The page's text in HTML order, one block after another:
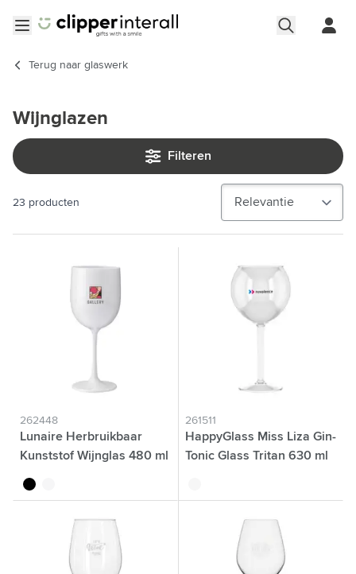
Terug naar glaswerk
Wijnglazen
Filteren
23 producten
262448
Lunaire Herbruikbaar
Kunststof Wijnglas 480 ml
noir
261511
HappyGlass Miss Liza Gin-
Tonic Glass Tritan 630 ml